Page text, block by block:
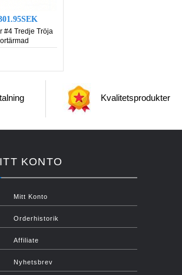
#4 Tredje Tröja
Kvalitetsprodukter
KONTO
Mitt Konto
Orderhistorik
Affiliate
Nyhetsbrev